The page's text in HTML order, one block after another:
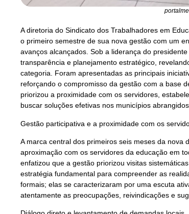
A diretoria do Sindicato dos Trabalhadores em
o primeiro semestre de sua nova gestão com um
avanços alcançados. Sob a liderança do
transparência e planejamento estratégico,
categoria. Foram apresentadas as principais
reforçando o compromisso da gestão com a base
priorizou a proximidade com os servidores,
buscar soluções efetivas nos municípios
Gestão participativa e a proximidade com os
A marca central dos primeiros seis meses da nova
aproximação com os servidores da educação em
enfatizou que a gestão priorizou visitas
estratégia fundamental para compreender as
formais; elas se caracterizaram por uma escuta
atentamente as preocupações, reivindicações e